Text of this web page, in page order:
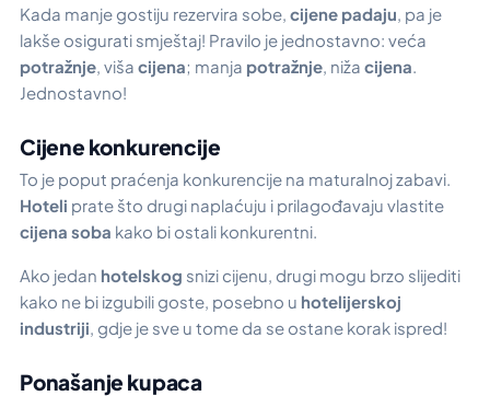
Kada manje gostiju rezervira sobe, cijene padaju, pa je
lakše osigurati smještaj! Pravilo je jednostavno: veća
potražnje, viša cijena; manja potražnje, niža cijena.
Jednostavno!
Cijene konkurencije
To je poput praćenja konkurencije na maturalnoj zabavi.
Hoteli prate što drugi naplaćuju i prilagođavaju vlastite
cijena soba kako bi ostali konkurentni.
Ako jedan hotelskog snizi cijenu, drugi mogu brzo slijediti
kako ne bi izgubili goste, posebno u hotelijerskoj
industriji, gdje je sve u tome da se ostane korak ispred!
Ponašanje kupaca